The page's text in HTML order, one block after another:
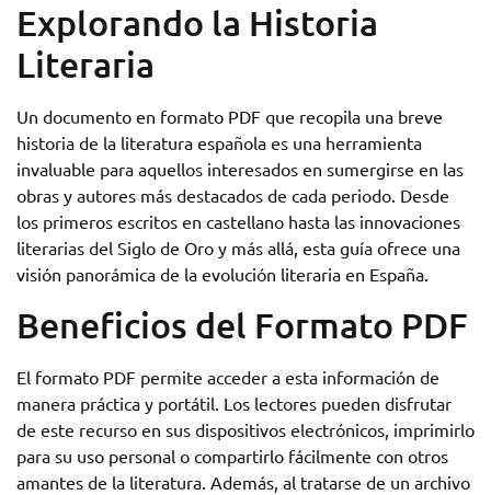
Explorando la Historia
Literaria
Un documento en formato PDF que recopila una breve
historia de la literatura española es una herramienta
invaluable para aquellos interesados en sumergirse en las
obras y autores más destacados de cada periodo. Desde
los primeros escritos en castellano hasta las innovaciones
literarias del Siglo de Oro y más allá, esta guía ofrece una
visión panorámica de la evolución literaria en España.
Beneficios del Formato PDF
El formato PDF permite acceder a esta información de
manera práctica y portátil. Los lectores pueden disfrutar
de este recurso en sus dispositivos electrónicos, imprimirlo
para su uso personal o compartirlo fácilmente con otros
amantes de la literatura. Además, al tratarse de un archivo